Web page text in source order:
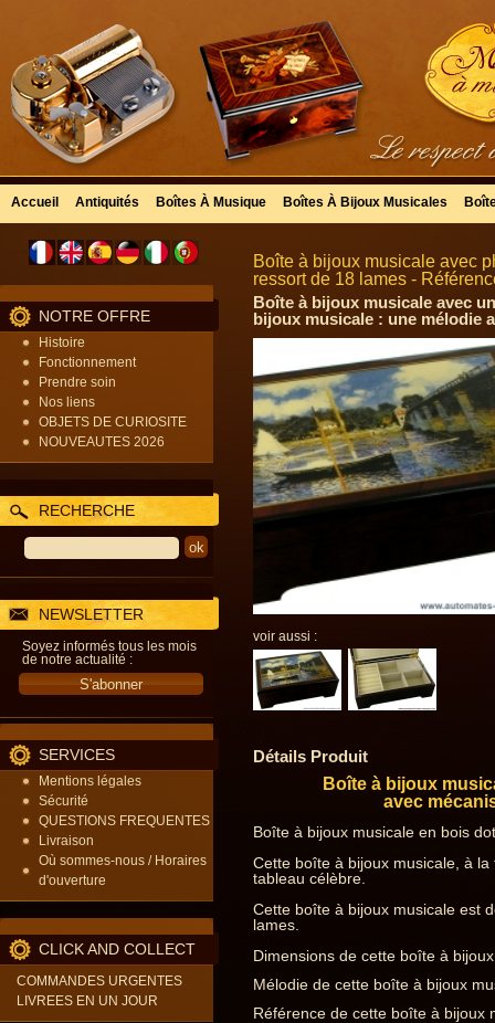
Accueil Antiquités Boîtes À Musique Boîtes À Bijoux Musicales
NOTRE OFFRE
Histoire
Fonctionnement
Prendre soin
Nos liens
OBJETS DE CURIOSITE
NOUVEAUTES 2026
RECHERCHE
NEWSLETTER
Soyez informés tous les mois
de notre actualité :
SERVICES
Mentions légales
Sécurité
QUESTIONS FREQUENTES
Livraison
Où sommes-nous / Horaires
d'ouverture
CLICK AND COLLECT
COMMANDES URGENTES
LIVREES EN UN JOUR
Boîte à bijoux musicale avec
ressort de 18 lames -
Boîte à bijoux musicale avec
bijoux musicale : une mélodie
voir aussi :
Détails Produit
Boîte à bijoux
avec
Boîte à bijoux musicale en bois
Cette boîte à bijoux musicale, à
tableau célèbre.
Cette boîte à bijoux musicale est
lames.
Dimensions de cette boîte à
Mélodie de cette boîte à bijoux
Référence de cette boîte à bijoux